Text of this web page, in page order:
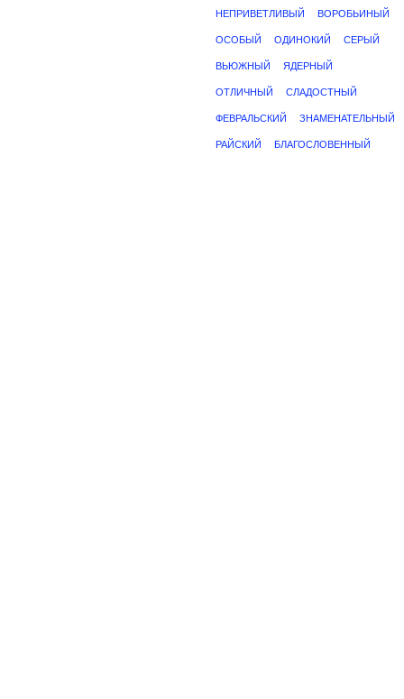
НЕПРИВЕТЛИВЫЙ ВОРОБЬИНЫЙ
ОСОБЫЙ ОДИНОКИЙ СЕРЫЙ
ВЬЮЖНЫЙ ЯДЕРНЫЙ
ОТЛИЧНЫЙ СЛАДОСТНЫЙ
ФЕВРАЛЬСКИЙ ЗНАМЕНАТЕЛЬНЫЙ
РАЙСКИЙ БЛАГОСЛОВЕННЫЙ